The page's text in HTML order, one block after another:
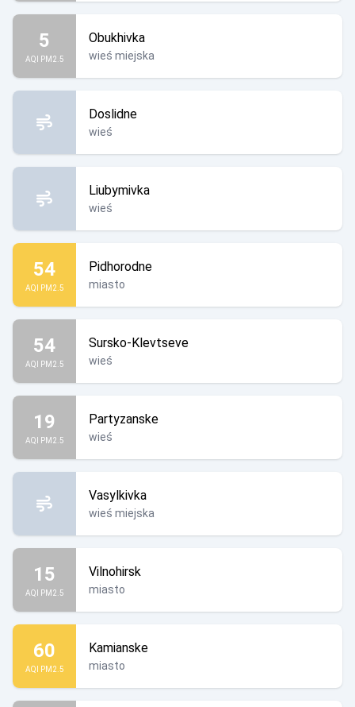
5
AQI PM2.5
Obukhivka
wieś miejska
Doslidne
wieś
Liubymivka
wieś
54
AQI PM2.5
Pidhorodne
miasto
54
AQI PM2.5
Sursko-Klevtseve
wieś
19
AQI PM2.5
Partyzanske
wieś
Vasylkivka
wieś miejska
15
AQI PM2.5
Vilnohirsk
miasto
60
AQI PM2.5
Kamianske
miasto